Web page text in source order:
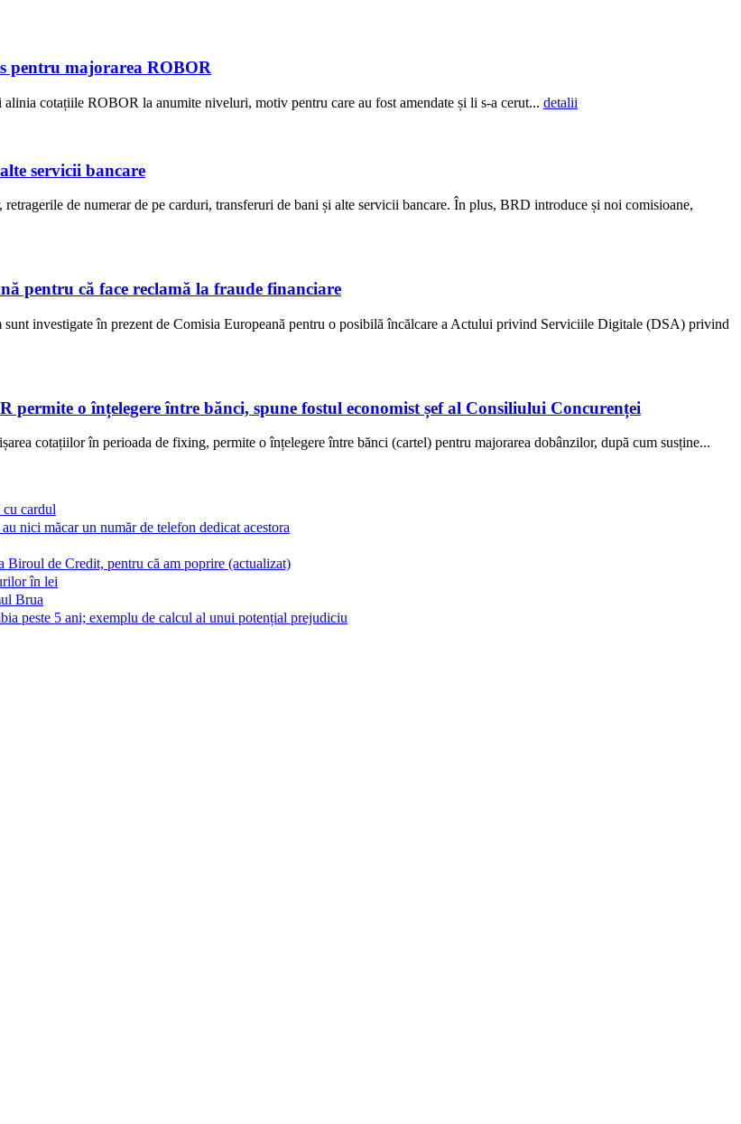
pentru majorarea ROBOR
cotațiile ROBOR la anumite niveluri, motiv pentru care au fost amendate și li s-a cerut... detalii
servicii bancare
de numerar de pe carduri, transferuri de bani și alte servicii bancare. În plus, BRD introduce și noi comisioane,
pentru că face reclamă la fraude financiare
investigate în prezent de Comisia Europeană pentru o posibilă încălcare a Actului privind Serviciile Digitale (DSA) privind
permite o înțelegere între bănci, spune fostul economist șef al Consiliului Concurenței
cotațiilor în perioada de fixing, permite o înțelegere între bănci (cartel) pentru majorarea dobânzilor, după cum susține...
cu cardul
nici măcar un număr de telefon dedicat acestora
Biroul de Credit, pentru că am poprire (actualizat)
în lei
Brua
peste 5 ani; exemplu de calcul al unui potențial prejudiciu